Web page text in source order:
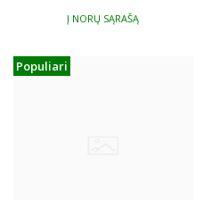
Į NORŲ SĄRAŠĄ
Populiari